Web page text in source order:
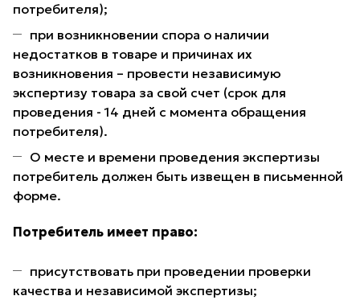
потребителя);
при возникновении спора о наличии
недостатков в товаре и причинах их
возникновения – провести независимую
экспертизу товара за свой счет (срок для
проведения - 14 дней с момента обращения
потребителя).
О месте и времени проведения экспертизы
потребитель должен быть извещен в письменной
форме.
Потребитель имеет право:
присутствовать при проведении проверки
качества и независимой экспертизы;